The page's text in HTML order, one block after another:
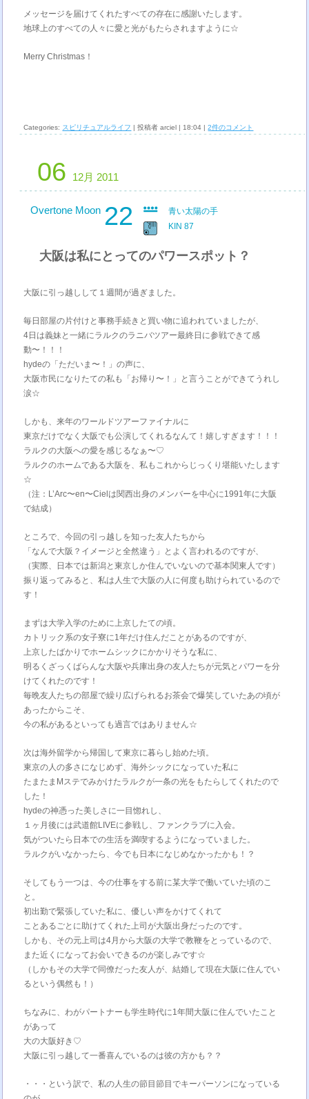
メッセージを届けてくれたすべての存在に感謝いたします。
地球上のすべての人々に愛と光がもたらされますように☆
Merry Christmas！
Categories: スピリチュアルライフ | 投稿者 arciel | 18:04 |2件のコメント
06 12月 2011
Overtone Moon 22
青い太陽の手
KIN 87
大阪は私にとってのパワースポット？
大阪に引っ越しして１週間が過ぎました。
毎日部屋の片付けと事務手続きと買い物に追われていましたが、
4日は義妹と一緒にラルクのラニバツアー最終日に参戦できて感
動〜！！！
hydeの「ただいま〜！」の声に、
大阪市民になりたての私も「お帰り〜！」と言うことができてうれし
涙☆
しかも、来年のワールドツアーファイナルに
東京だけでなく大阪でも公演してくれるなんて！嬉しすぎます！！！
ラルクの大阪への愛を感じるなぁ〜♡
ラルクのホームである大阪を、私もこれからじっくり堪能いたします
☆
（注：L’Arc〜en〜Cielは関西出身のメンバーを中心に1991年に大阪
で結成）
ところで、今回の引っ越しを知った友人たちから
「なんで大阪？イメージと全然違う」とよく言われるのですが、
（実際、日本では新潟と東京しか住んでいないので基本関東人です）
振り返ってみると、私は人生で大阪の人に何度も助けられているので
す！
まずは大学入学のために上京したての頃。
カトリック系の女子寮に1年だけ住んだことがあるのですが、
上京したばかりでホームシックにかかりそうな私に、
明るくざっくばらんな大阪や兵庫出身の友人たちが元気とパワーを分
けてくれたのです！
毎晩友人たちの部屋で繰り広げられるお茶会で爆笑していたあの頃が
あったからこそ、
今の私があるといっても過言ではありません☆
次は海外留学から帰国して東京に暮らし始めた頃。
東京の人の多さになじめず、海外シックになっていた私に
たまたまMステでみかけたラルクが一条の光をもたらしてくれたので
した！
hydeの神憑った美しさに一目惚れし、
１ヶ月後には武道館LIVEに参戦し、ファンクラブに入会。
気がついたら日本での生活を満喫するようになっていました。
ラルクがいなかったら、今でも日本になじめなかったかも！？
そしてもう一つは、今の仕事をする前に某大学で働いていた頃のこ
と。
初出勤で緊張していた私に、優しい声をかけてくれて
ことあるごとに助けてくれた上司が大阪出身だったのです。
しかも、その元上司は4月から大阪の大学で教鞭をとっているので、
また近くになってお会いできるのが楽しみです☆
（しかもその大学で同僚だった友人が、結婚して現在大阪に住んでい
るという偶然も！）
ちなみに、わがパートナーも学生時代に1年間大阪に住んでいたこと
があって
大の大阪好き♡
大阪に引っ越して一番喜んでいるのは彼の方かも？？
・・・という訳で、私の人生の節目節目でキーパーソンになっている